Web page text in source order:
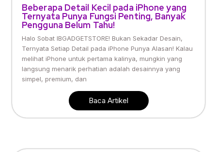
Beberapa Detail Kecil pada iPhone yang
Ternyata Punya Fungsi Penting, Banyak
Pengguna Belum Tahu!
Halo Sobat IBGADGETSTORE! Bukan Sekadar Desain,
Ternyata Setiap Detail pada iPhone Punya Alasan! Kalau
melihat iPhone untuk pertama kalinya, mungkin yang
langsung menarik perhatian adalah desainnya yang
simpel, premium, dan
Baca Artikel